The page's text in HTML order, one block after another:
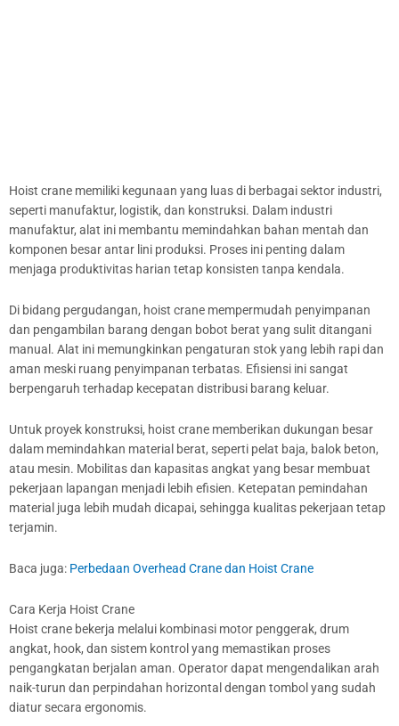
Hoist crane memiliki kegunaan yang luas di berbagai sektor industri,
seperti manufaktur, logistik, dan konstruksi. Dalam industri
manufaktur, alat ini membantu memindahkan bahan mentah dan
komponen besar antar lini produksi. Proses ini penting dalam
menjaga produktivitas harian tetap konsisten tanpa kendala.
Di bidang pergudangan, hoist crane mempermudah penyimpanan
dan pengambilan barang dengan bobot berat yang sulit ditangani
manual. Alat ini memungkinkan pengaturan stok yang lebih rapi dan
aman meski ruang penyimpanan terbatas. Efisiensi ini sangat
berpengaruh terhadap kecepatan distribusi barang keluar.
Untuk proyek konstruksi, hoist crane memberikan dukungan besar
dalam memindahkan material berat, seperti pelat baja, balok beton,
atau mesin. Mobilitas dan kapasitas angkat yang besar membuat
pekerjaan lapangan menjadi lebih efisien. Ketepatan pemindahan
material juga lebih mudah dicapai, sehingga kualitas pekerjaan tetap
terjamin.
Baca juga: Perbedaan Overhead Crane dan Hoist Crane
Cara Kerja Hoist Crane
Hoist crane bekerja melalui kombinasi motor penggerak, drum
angkat, hook, dan sistem kontrol yang memastikan proses
pengangkatan berjalan aman. Operator dapat mengendalikan arah
naik-turun dan perpindahan horizontal dengan tombol yang sudah
diatur secara ergonomis.